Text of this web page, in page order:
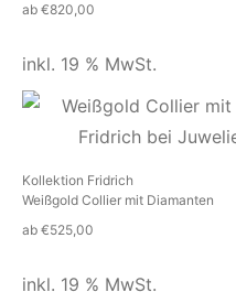
ab €820,00
inkl. 19 % MwSt.
Kollektion Fridrich
Weißgold Collier mit Diamanten
ab €525,00
inkl. 19 % MwSt.